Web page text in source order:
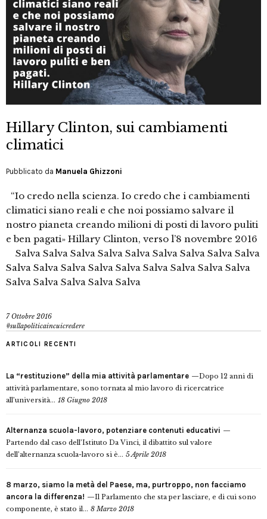
Hillary Clinton, sui cambiamenti
climatici
Pubblicato da Manuela Ghizzoni
“Io credo nella scienza. Io credo che i cambiamenti
climatici siano reali e che noi possiamo salvare il
nostro pianeta creando milioni di posti di lavoro puliti
e ben pagati» Hillary Clinton, verso l’8 novembre 2016
Salva Salva Salva Salva Salva Salva Salva Salva Salva
Salva Salva Salva Salva Salva Salva Salva Salva Salva
Salva Salva Salva Salva Salva
7 Ottobre 2016
#sullapoliticaincuicredere
ARTICOLI RECENTI
La “restituzione” della mia attività parlamentare
Dopo 12 anni di
attività parlamentare, sono tornata al mio lavoro di ricercatrice
all’università... 18 Giugno 2018
Alternanza scuola-lavoro, potenziare contenuti educativi
Partendo dal caso dell’Istituto Da Vinci, il dibattito sul valore
dell’alternanza scuola-lavoro si è... 5 Aprile 2018
8 marzo, siamo la metà del Paese, ma, purtroppo, non facciamo
ancora la differenza!
Il Parlamento che sta per lasciare, e di cui sono
componente, è stato il... 8 Marzo 2018